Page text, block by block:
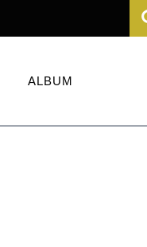
ALBUM